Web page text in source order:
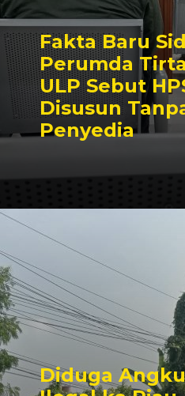
Fakta Baru
Perumda
ULP Sebut
Disusun
Penyedia
Diduga